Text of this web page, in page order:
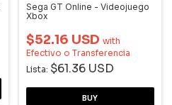
Sega GT Online - Videojuego
Xbox
$52.16 USD with
Efectivo o Transferencia
Lista: $61.36 USD